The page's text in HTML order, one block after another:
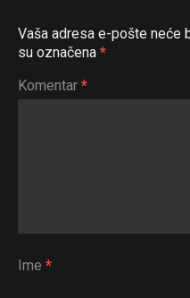
Vaša adresa e-pošte neće
su označena *
Komentar *
Ime *